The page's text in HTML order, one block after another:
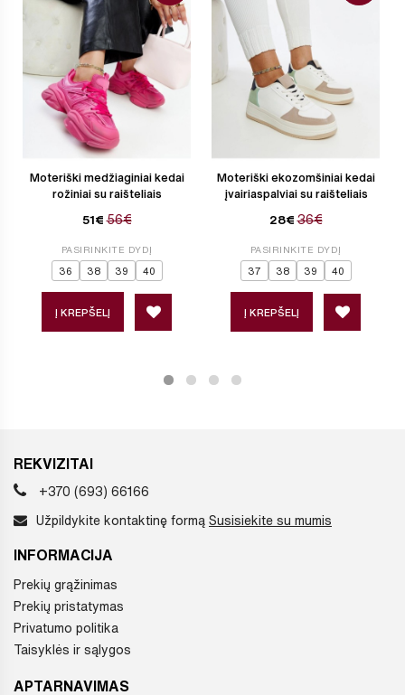
Moteriški medžiaginiai kedai
rožiniai su raišteliais
51€ 56€
PASIRINKITE DYDĮ
36 38 39 40
Į KREPŠELĮ
Moteriški ekozomšiniai kedai
įvairiaspalviai su raišteliais
28€ 36€
PASIRINKITE DYDĮ
37 38 39 40
Į KREPŠELĮ
REKVIZITAI
+370 (693) 66166
Užpildykite kontaktinę formą Susisiekite su mumis
INFORMACIJA
Prekių grąžinimas
Prekių pristatymas
Privatumo politika
Taisyklės ir sąlygos
APTARNAVIMAS